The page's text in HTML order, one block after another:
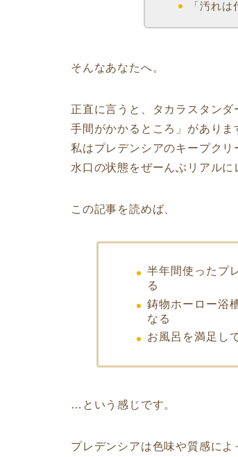
「汚れ
そんなあなたへ。
正直に言うと、タカラスタン
手間がかかるところ」がありま
私はプレデンシアのキープク
水口の状態をぜーんぶリアルに
この記事を読めば、
半年間使ったプ
る
鋳物ホーロー浴
なる
お風呂を満足し
…という感じです。
プレデンシアは色味や質感に